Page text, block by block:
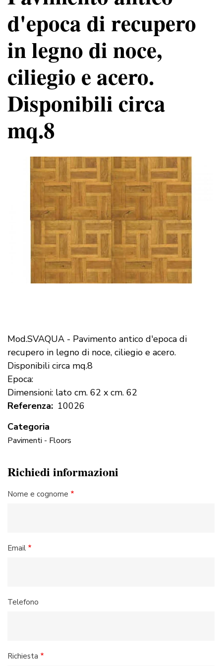
d'epoca di recupero
in legno di noce,
ciliegio e acero.
Disponibili circa
mq.8
Mod.SVAQUA - Pavimento antico d'epoca di
recupero in legno di noce, ciliegio e acero.
Disponibili circa mq.8
Epoca:
Dimensioni: lato cm. 62 x cm. 62
Referenza
10026
Categoria
Pavimenti - Floors
Richiedi informazioni
Nome e cognome
Email
Telefono
Richiesta